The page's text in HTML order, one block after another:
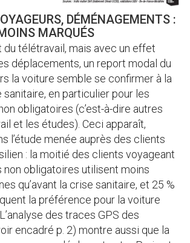
DÉMÉNAGEMENTS :
MARQUÉS
du télétravail, mais avec un effet
déplacements, un report modal du
la voiture semble se confirmer à la
en particulier pour les
obligatoires (c’est-à-dire autres
et les études). Ceci apparaît,
l’étude menée auprès des clients
: la moitié des clients voyageant
obligatoires utilisent moins
qu’avant la crise sanitaire, et 25 %
la préférence pour la voiture
des traces GPS des
encadré p. 2) montre aussi que la